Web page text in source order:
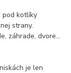
pod kotlíky
strany.
záhrade, dvore...
je len